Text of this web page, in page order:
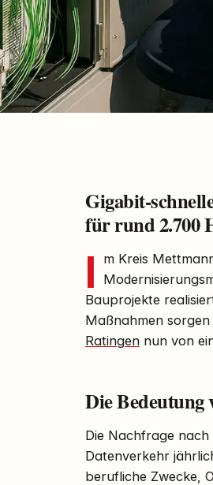
Gigabit-
für rund 2.700
I
m Kreis
Bauprojekte
Maßnahmen
Ratingen nun von
Die
Die Nachfrage
Datenverkehr
berufliche Zwecke,